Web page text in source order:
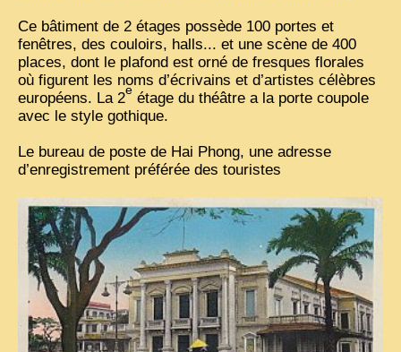
REMARQUABLES
VIETNAM 1950
ALBUMS DE FAMILLE
ARMÉE, JUSTICE, EDUCATION, RELIGION...
MÉTIERS, FÊTES, TRANSPORTS
TRADITIONS ET MODERNITÉ
INSOLITES
EN DIRECT
ENQUÊTES
Ce bâtiment de 2 étages possède 100 portes et
fenêtres, des couloirs, halls... et une scène de 400
places, dont le plafond est orné de fresques florales
où figurent les noms d’écrivains et d’artistes célèbres
européens. La 2e étage du théâtre a la porte coupole
avec le style gothique.
Le bureau de poste de Hai Phong, une adresse
d’enregistrement préférée des touristes